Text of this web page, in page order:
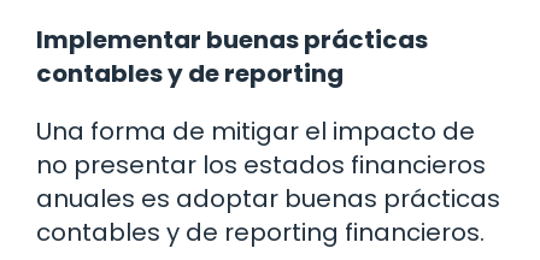
Implementar buenas prácticas
contables y de reporting
Una forma de mitigar el impacto de
no presentar los estados financieros
anuales es adoptar buenas prácticas
contables y de reporting financieros.